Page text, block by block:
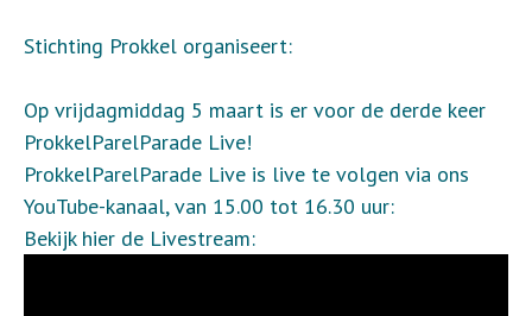
Stichting Prokkel organiseert:
Op vrijdagmiddag 5 maart is er voor de derde keer
ProkkelParelParade Live!
ProkkelParelParade Live is live te volgen via ons
YouTube-kanaal, van 15.00 tot 16.30 uur:
Bekijk hier de Livestream: